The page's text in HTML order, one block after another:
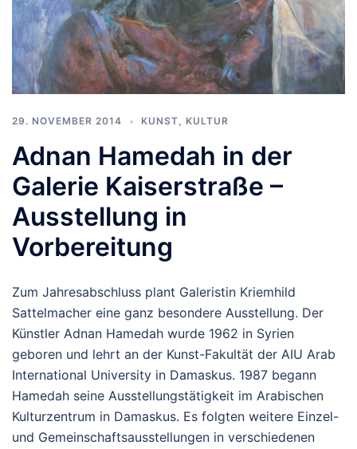
29. NOVEMBER 2014 KUNST, KULTUR
Adnan Hamedah in der
Galerie Kaiserstraße –
Ausstellung in
Vorbereitung
Zum Jahresabschluss plant Galeristin Kriemhild
Sattelmacher eine ganz besondere Ausstellung. Der
Künstler Adnan Hamedah wurde 1962 in Syrien
geboren und lehrt an der Kunst-Fakultät der AIU Arab
International University in Damaskus. 1987 begann
Hamedah seine Ausstellungstätigkeit im Arabischen
Kulturzentrum in Damaskus. Es folgten weitere Einzel-
und Gemeinschaftsausstellungen in verschiedenen